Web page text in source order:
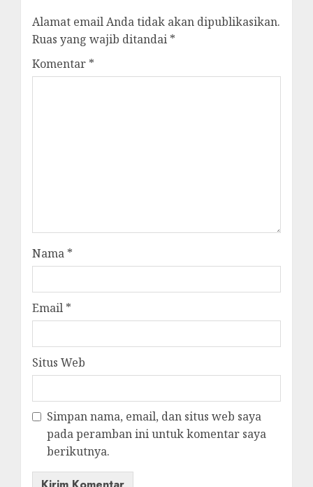
Alamat email Anda tidak akan dipublikasikan.
Ruas yang wajib ditandai *
Komentar *
Nama *
Email *
Situs Web
Simpan nama, email, dan situs web saya
pada peramban ini untuk komentar saya
berikutnya.